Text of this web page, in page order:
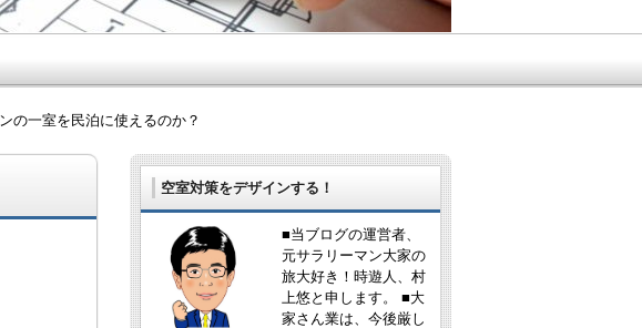
空室対策をデザインする！
■当ブログの運営者、
元サラリーマン大家の
旅大好き！時遊人、村
上悠と申します。 ■大
家さん業は、今後厳し
の一室を民泊に使えるのか？
イン！